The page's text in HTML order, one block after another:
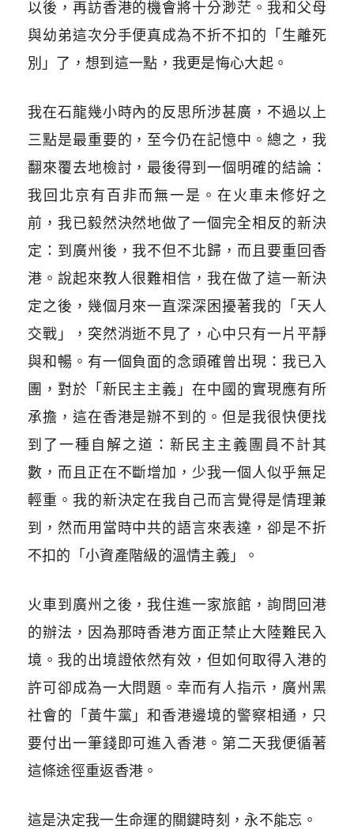
以後，再訪香港的機會將十分渺茫。我和父母
與幼弟這次分手便真成為不折不扣的「生離死
別」了，想到這一點，我更是悔心大起。
我在石龍幾小時內的反思所涉甚廣，不過以上
三點是最重要的，至今仍在記憶中。總之，我
翻來覆去地檢討，最後得到一個明確的結論：
我回北京有百非而無一是。在火車未修好之
前，我已毅然決然地做了一個完全相反的新決
定：到廣州後，我不但不北歸，而且要重回香
港。說起來教人很難相信，我在做了這一新決
定之後，幾個月來一直深深困擾著我的「天人
交戰」，突然消逝不見了，心中只有一片平靜
與和暢。有一個負面的念頭確曾出現：我已入
團，對於「新民主主義」在中國的實現應有所
承擔，這在香港是辦不到的。但是我很快便找
到了一種自解之道：新民主主義團員不計其
數，而且正在不斷增加，少我一個人似乎無足
輕重。我的新決定在我自己而言覺得是情理兼
到，然而用當時中共的語言來表達，卻是不折
不扣的「小資產階級的溫情主義」。
火車到廣州之後，我住進一家旅館，詢問回港
的辦法，因為那時香港方面正禁止大陸難民入
境。我的出境證依然有效，但如何取得入港的
許可卻成為一大問題。幸而有人指示，廣州黑
社會的「黃牛黨」和香港邊境的警察相通，只
要付出一筆錢即可進入香港。第二天我便循著
這條途徑重返香港。
這是決定我一生命運的關鍵時刻，永不能忘。